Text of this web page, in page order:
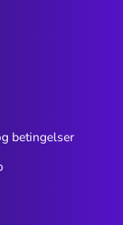
betingelser